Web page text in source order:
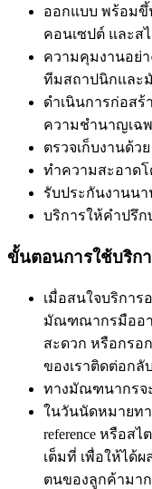
ออกแบบ พร้อม
คอนเซปต์ และส
ความคุมงานอย่
ทีมสถาปนิกและ
ดำเนินการก่อส
ความชำนาญเฉ
ตรวจเก็บงานด้ว
ทำความสะอาด
รับประกันงานนา
บริการให้คำปรึ
ขั้นตอนการใช้บริก
เมื่อสนใจบริการ
มัณฑณากรมืออา
สะดวก หรือกรอ
ของเราติดต่อกลับ
ทางมัณฑนากรจ
ในวันนัดหมายท
reference หรือ
เต็มที่ เพื่อให้ได้
ตนของลูกค้ามา